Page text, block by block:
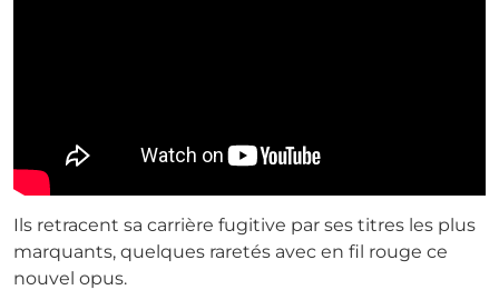
Ils retracent sa carrière fugitive par ses titres les plus
marquants, quelques raretés avec en fil rouge ce
nouvel opus.